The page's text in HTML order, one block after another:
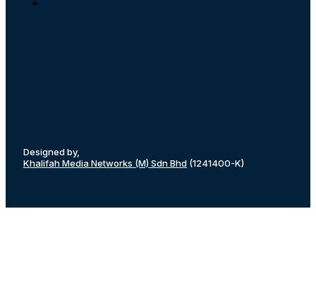
Designed by,
Khalifah Media Networks (M) Sdn Bhd (1241400-K)